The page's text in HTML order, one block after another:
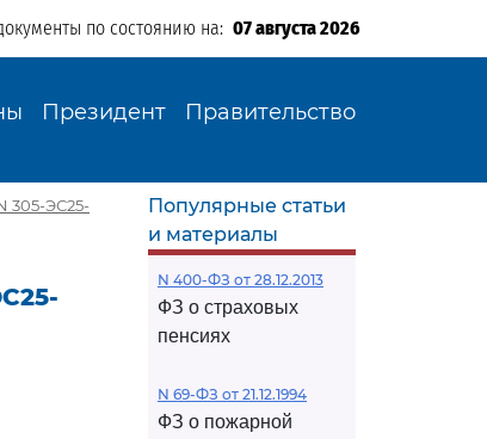
по состоянию на: 07 августа 2026
Президент Правительство
305-ЭС25-
Популярные статьи
и материалы
N 400-ФЗ от 28.12.2013
ФЗ о страховых
пенсиях
N 69-ФЗ от 21.12.1994
ФЗ о пожарной